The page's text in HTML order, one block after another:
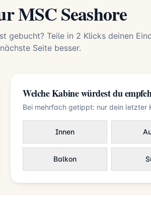
MSC Seashore
gebucht? Teile in 2 Klicks deinen
Seite besser.
Welche Kabine würdest du
Bei mehrfach getippt: nur dein letzter
Innen
Balkon